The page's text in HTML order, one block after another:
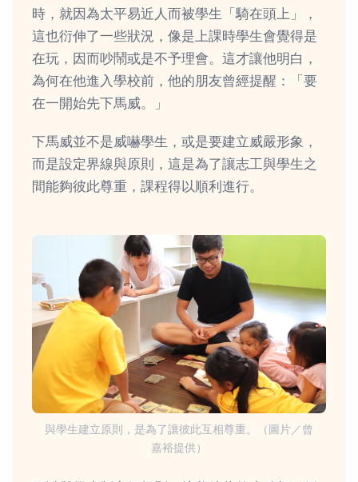
時，就因為太平易近人而被學生「騎在頭上」，
這也衍伸了一些狀況，像是上課時學生會覺得是
在玩，因而吵鬧或是不予理會。這才讓他明白，
為何在他進入學校前，他的朋友曾經提醒：「要
在一開始先下馬威。」
下馬威並不是威嚇學生，或是要建立威嚴形象，
而是設定界線與原則，這是為了讓志工與學生之
間能夠彼此尊重，課程得以順利進行。
與學生建立原則，是為了讓彼此互相尊重。（圖片／曾
嘉裕提供）